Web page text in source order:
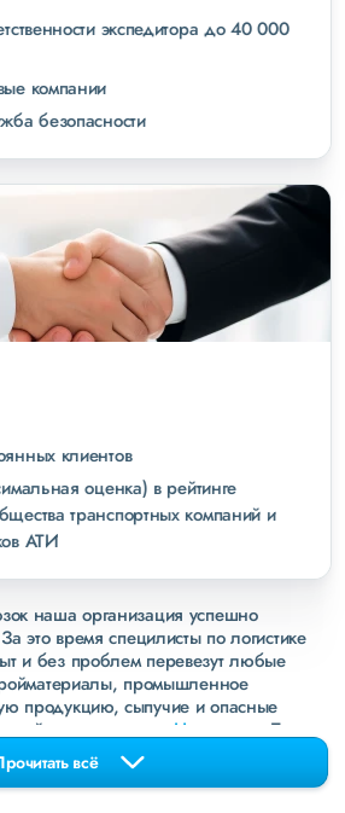
экспедитора до 40 000
компании
безопасности
клиентов
оценка) в рейтинге
транспортных компаний и
АТИ
наша организация успешно
это время специлисты по логистике
и без проблем перевезут любые
промышленное
продукцию, сыпучие и опасные
зайдите в раздел
«Наш опыт»
. Там
которые обновляются несколько
мы запустили новые
ЛНР. Предоставляем все стандартные
всё